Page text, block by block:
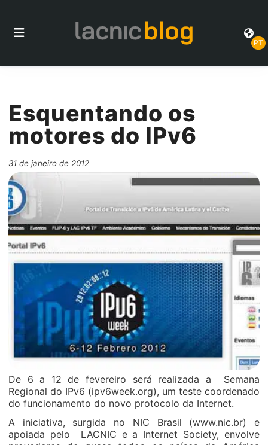
PT
Esquentando os
motores do IPv6
31 de janeiro de 2012
De 6 a 12 de fevereiro será realizada a Semana
Regional do IPv6 (ipv6week.org), um teste coordenado
do funcionamento do novo protocolo da Internet.
A iniciativa, surgida no NIC Brasil (www.nic.br) e
apoiada pelo LACNIC e a Internet Society, envolve